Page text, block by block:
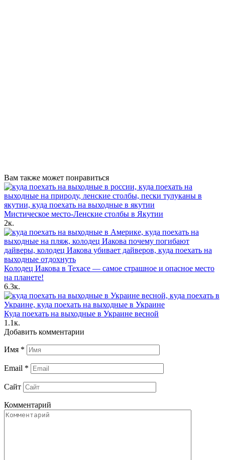
Вам также может понравиться
Мистическое место-Ленские столбы в Якутии
2к.
Колодец Иакова в Техасе — самое страшное и опасное место
на планете!
6.3к.
Куда поехать на выходные в Украине весной
1.1к.
Добавить комментарии
Имя *
Email *
Сайт
Комментарий